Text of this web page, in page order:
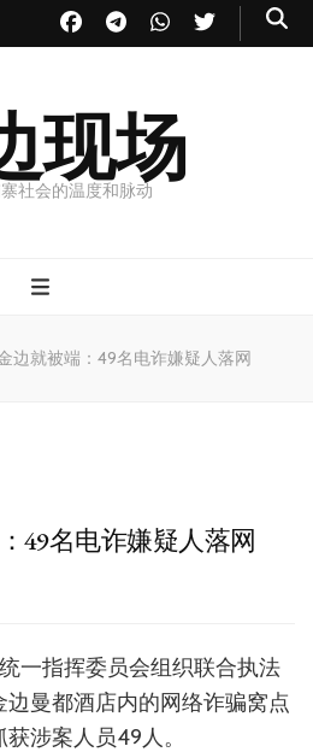
现场
社会的温度和脉动
边就被端：49名电诈嫌疑人落网
49名电诈嫌疑人落网
一指挥委员会组织联合执法
曼都酒店内的网络诈骗窝点
涉案人员49人。